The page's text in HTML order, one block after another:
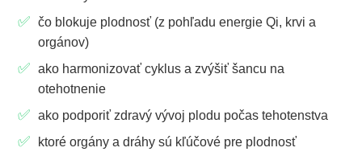
čo blokuje plodnosť (z pohľadu energie Qi, krvi a
orgánov)
ako harmonizovať cyklus a zvýšiť šancu na
otehotnenie
ako podporiť zdravý vývoj plodu počas tehotenstva
ktoré orgány a dráhy sú kľúčové pre plodnosť